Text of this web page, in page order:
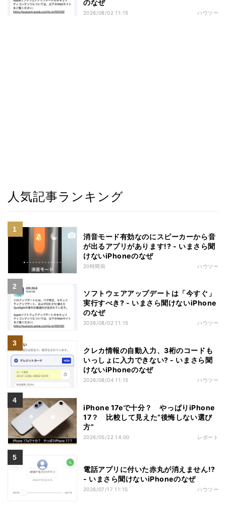
のなぜ
2026/08/02 11:15 ハウツー
人気記事ランキング
消音モード有効なのにスピーカーから音
が出るアプリがあります!? - いまさら聞
けないiPhoneのなぜ
20時間前 ハウツー
ソフトウェアアップデートは「今すぐ」
実行すべき? - いまさら聞けないiPhone
のなぜ
2026/08/02 11:15 ハウツー
クレカ情報の自動入力、3桁のコードも
いっしょに入力できない? - いまさら聞
けないiPhoneのなぜ
2026/08/04 11:15 ハウツー
iPhone 17eで十分？ やっぱりiPhone
17？ 比較して見えた“後悔しない選び
方”
2026/05/22 14:00 レポート
電話アプリに付いた赤丸が消えません!?
- いまさら聞けないiPhoneのなぜ
2026/07/17 11:15 ハウツー